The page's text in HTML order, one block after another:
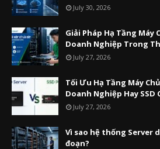
July 30, 2026
Giải Pháp Hạ Tầng Máy
Doanh Nghiệp Trong
July 27, 2026
Tối Ưu Hạ Tầng Máy
Doanh Nghiệp Hay SSD
July 27, 2026
Vì sao hệ thống Server
đoạn?